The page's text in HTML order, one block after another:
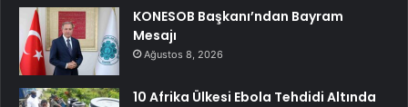
KONESOB Başkanı’ndan Bayram
Mesajı
Ağustos 8, 2026
10 Afrika Ülkesi Ebola Tehdidi Altında